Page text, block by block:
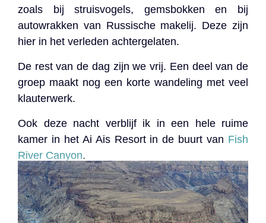
zoals bij struisvogels, gemsbokken en bij
autowrakken van Russische makelij. Deze zijn
hier in het verleden achtergelaten.
De rest van de dag zijn we vrij. Een deel van de
groep maakt nog een korte wandeling met veel
klauterwerk.
Ook deze nacht verblijf ik in een hele ruime
kamer in het Ai Ais Resort in de buurt van Fish
River Canyon.